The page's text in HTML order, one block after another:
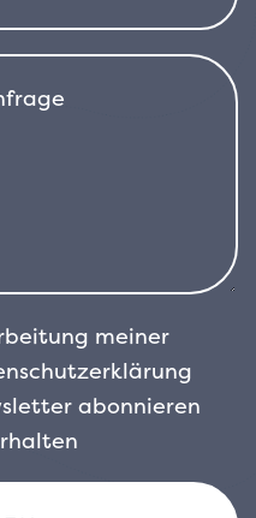
Klima. Bei
Bewässerung
verträgt sie
meiner
abonnieren